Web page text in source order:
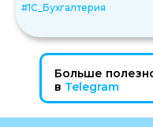
#1С_Бухгалтерия
Больше
в Telegram